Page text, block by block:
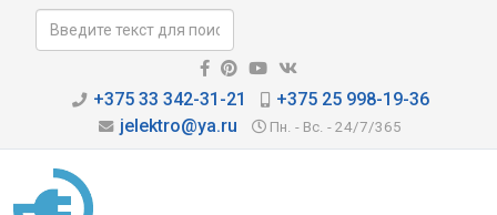
+375 33 342-31-21
+375 25 998-19-36
jelektro@ya.ru
Пн. - Вс. - 24/7/365